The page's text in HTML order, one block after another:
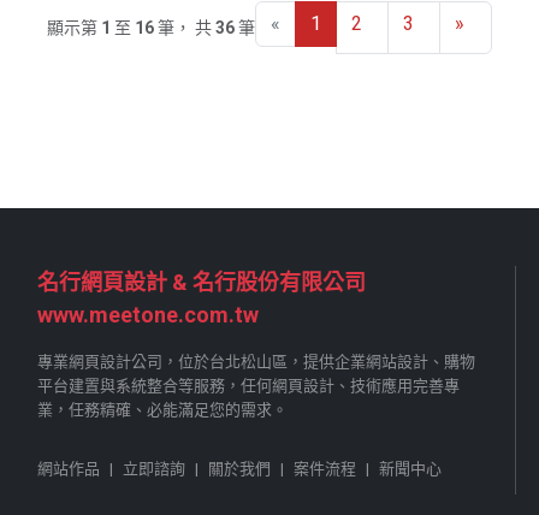
顯示第 1 至 16筆， 共36筆 « 1 2 3 »
名行網頁設計 & 名行股份有限公司
www.meetone.com.tw
專業網頁設計公司，位於台北松山區，提供企業網站設計、購物
平台建置與系統整合等服務，任何網頁設計、技術應用完善專
業，任務精確、必能滿足您的需求。
網站作品 | 立即諮詢 | 關於我們 | 案件流程 | 新聞中心